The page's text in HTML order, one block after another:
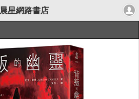
晨星網路書店